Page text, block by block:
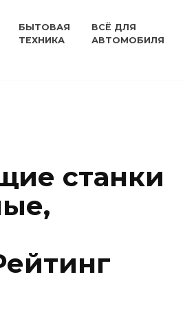
БЫТОВАЯ
ТЕХНИКА
ВСЁ ДЛЯ
АВТОМОБИЛЯ
станки